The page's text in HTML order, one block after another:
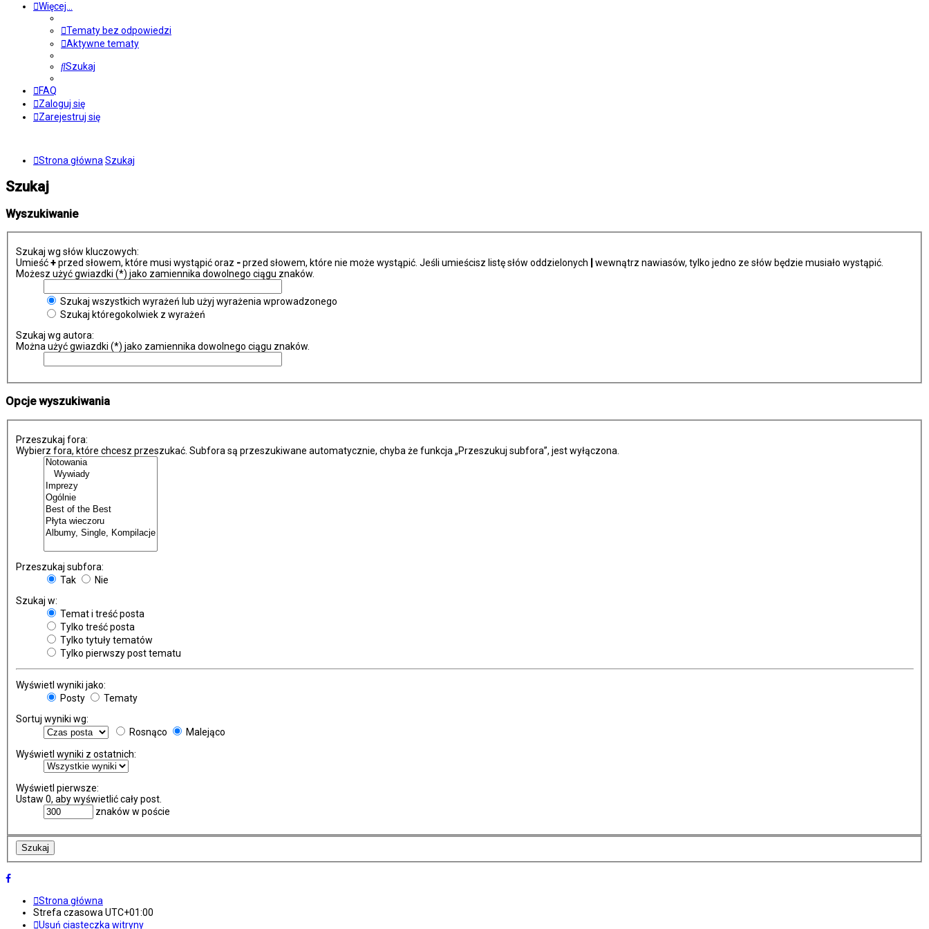
Więcej…
Tematy bez odpowiedzi
Aktywne tematy
Szukaj
FAQ
Zaloguj się
Zarejestruj się
Strona główna Szukaj
Szukaj
Wyszukiwanie
Szukaj wg słów kluczowych:
Umieść+przed słowem, które musi wystąpić oraz -przed słowem, które nie może wystąpić. Jeśli umieścisz listę słów oddzielonych
wewnątrz nawiasów, tylko jedno ze słów będzie musiało wystąpić.
Możesz użyć gwiazdki (*) jako zamiennika dowolnego ciągu znaków.
Szukaj wszystkich wyrażeń lub użyj wyrażenia wprowadzonego
Szukaj któregokolwiek z wyrażeń
Szukaj wg autora:
Można użyć gwiazdki (*) jako zamiennika dowolnego ciągu znaków.
Opcje wyszukiwania
Przeszukaj fora:
Wybierz fora, które chcesz przeszukać. Subfora są przeszukiwane automatycznie, chyba że funkcja „Przeszukuj subfora”, jest wyłączona.
Przeszukaj subfora:
Tak
Nie
Szukaj w:
Temat i treść posta
Tylko treść posta
Tylko tytuły tematów
Tylko pierwszy post tematu
Wyświetl wyniki jako:
Posty
Tematy
Sortuj wyniki wg:
Rosnąco
Malejąco
Wyświetl wyniki z ostatnich:
Wyświetl pierwsze:
Ustaw 0, aby wyświetlić cały post.
znaków w poście
Strona główna
Strefa czasowa UTC+01:00
Usuń ciasteczka witryny